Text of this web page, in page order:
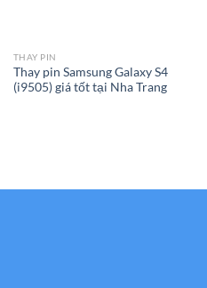
THAY PIN
Thay pin Samsung Galaxy S4
(i9505) giá tốt tại Nha Trang